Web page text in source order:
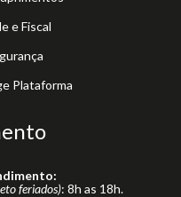
e Fiscal
Plataforma
feriados): 8h as 18h.